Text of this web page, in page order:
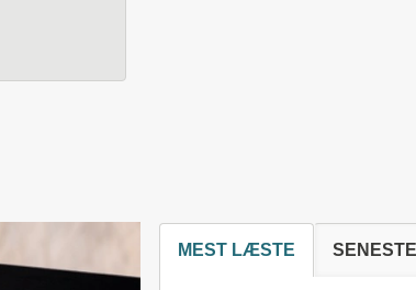
MEST LÆSTE